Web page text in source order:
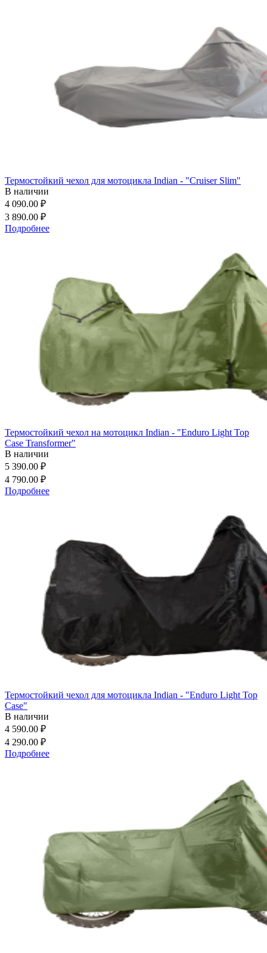
Термостойкий чехол для мотоцикла Indian - "Cruiser Slim"
В наличии
4 090.00 ₽
3 890.00 ₽
Подробнее
Термостойкий чехол на мотоцикл Indian - "Enduro Light Top
Case Transformer"
В наличии
5 390.00 ₽
4 790.00 ₽
Подробнее
Термостойкий чехол для мотоцикла Indian - "Enduro Light Top
Case"
В наличии
4 590.00 ₽
4 290.00 ₽
Подробнее